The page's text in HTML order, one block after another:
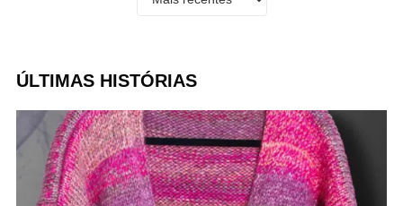
ÚLTIMAS HISTÓRIAS